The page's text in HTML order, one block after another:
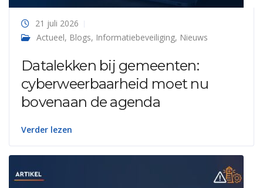
21 juli 2026
Actueel, Blogs, Informatiebeveiliging, Nieuws
Datalekken bij gemeenten:
cyberweerbaarheid moet nu
bovenaan de agenda
Verder lezen